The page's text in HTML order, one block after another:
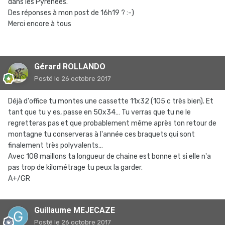
dans les Pyrénées.
Des réponses à mon post de 16h19 ? :-)
Merci encore à tous
Gérard ROLLANDO
Posté le 26 octobre 2017
Déjà d'office tu montes une cassette 11x32 (105 c très bien). Et
tant que tu y es, passe en 50x34… Tu verras que tu ne le
regretteras pas et que probablement même après ton retour de
montagne tu conserveras à l'année ces braquets qui sont
finalement très polyvalents…
Avec 108 maillons ta longueur de chaine est bonne et si elle n'a
pas trop de kilométrage tu peux la garder.
A+/GR
Guillaume MEJECAZE
Posté le 26 octobre 2017